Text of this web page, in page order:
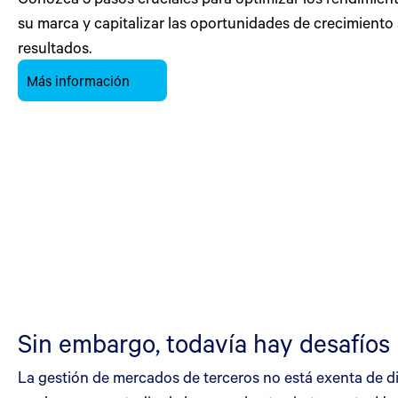
su marca y capitalizar las oportunidades de
resultados.
Más información
Sin embargo, todavía hay desafíos
La gestión de mercados de terceros no está exenta de